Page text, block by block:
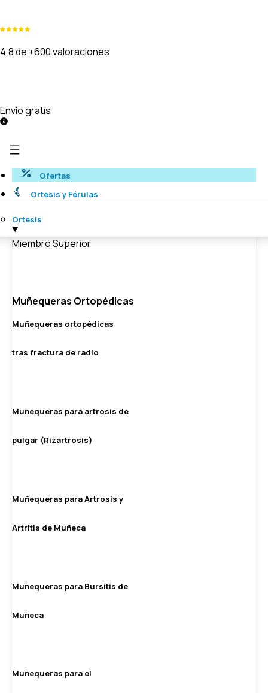
4,8 de +600 valoraciones
Envío gratis
Ofertas
Ortesis y Férulas
Ortesis
Miembro Superior
Muñequeras Ortopédicas
Muñequeras ortopédicas
tras fractura de radio
Muñequeras para artrosis de
pulgar (Rizartrosis)
Muñequeras para Artrosis y
Artritis de Muñeca
Muñequeras para Bursitis de
Muñeca
Muñequeras para el